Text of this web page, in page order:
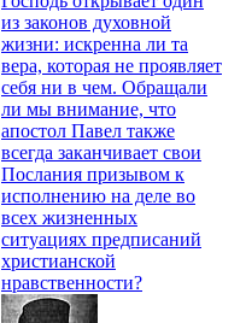
из законов духовной
жизни: искренна ли та
вера, которая не проявляет
себя ни в чем. Обращали
ли мы внимание, что
апостол Павел также
всегда заканчивает свои
Послания призывом к
исполнению на деле во
всех жизненных
ситуациях предписаний
христианской
нравственности?